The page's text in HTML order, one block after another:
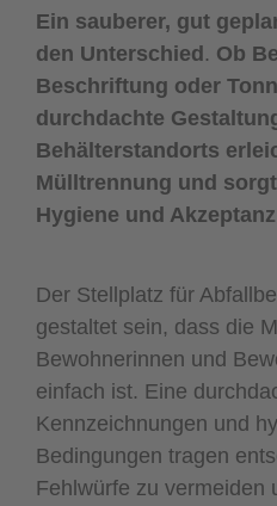
Ein sauberer, gut
den Unterschied. Ob
Beschriftung oder
durchdachte
Behälterstandorts
Mülltrennung und
Hygiene und
Der Stellplatz für
gestaltet sein, dass die
Bewohnerinnen und
einfach ist. Eine
Kennzeichnungen und
Bedingungen tragen
Fehlwürfe zu vermeiden